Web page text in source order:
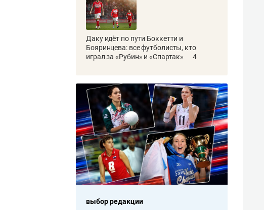
Даку идёт по пути Боккетти и
Бояринцева: все футболисты, кто
играл за «Рубин» и «Спартак»
4
выбор редакции